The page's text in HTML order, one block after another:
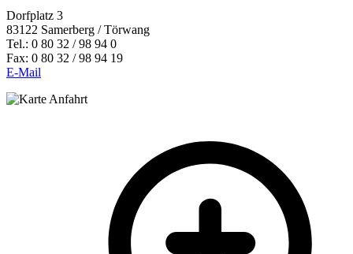
Dorfplatz 3
83122 Samerberg / Törwang
Tel.: 0 80 32 / 98 94 0
Fax: 0 80 32 / 98 94 19
E-Mail